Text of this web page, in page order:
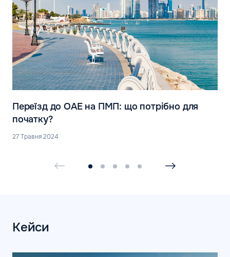
Переїзд до ОАЕ на ПМП: що потрібно для
початку?
27 Травня 2024
Кейси